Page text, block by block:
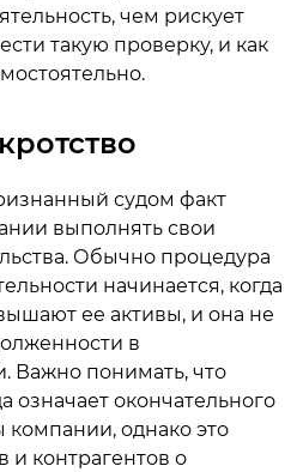
чем рискует
такую проверку, и как
судом факт
выполнять свои
Обычно процедура
начинается, когда
ее активы, и она не
в
Важно понимать, что
означает окончательного
однако это
и контрагентов о